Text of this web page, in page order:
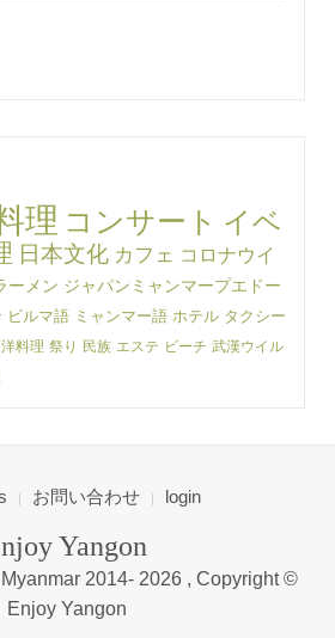
理 コンサート イベ
日本文化 カフェ コロナウイ
ーメン ジャパンミャンマープエドー
ビルマ語 ミャンマー語 ホテル タクシー
料理 祭り 民族 エステ ビーチ 武漢ウイル
お問い合わせ login
Yangon
2014- 2026 , Copyright ©
Enjoy Yangon